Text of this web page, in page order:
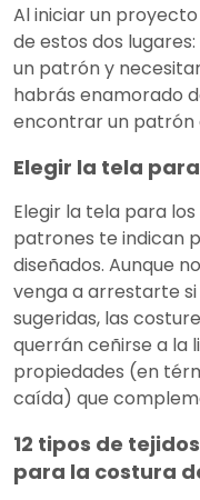
Al iniciar un
de estos dos
un patrón y
habrás enamorado
encontrar un patrón
Elegir la tela
Elegir la tela para
patrones te indican
diseñados. Aunque
venga a arrestarte
sugeridas, las
querrán ceñirse a la
propiedades (en
caída) que
12 tipos de
para la costura